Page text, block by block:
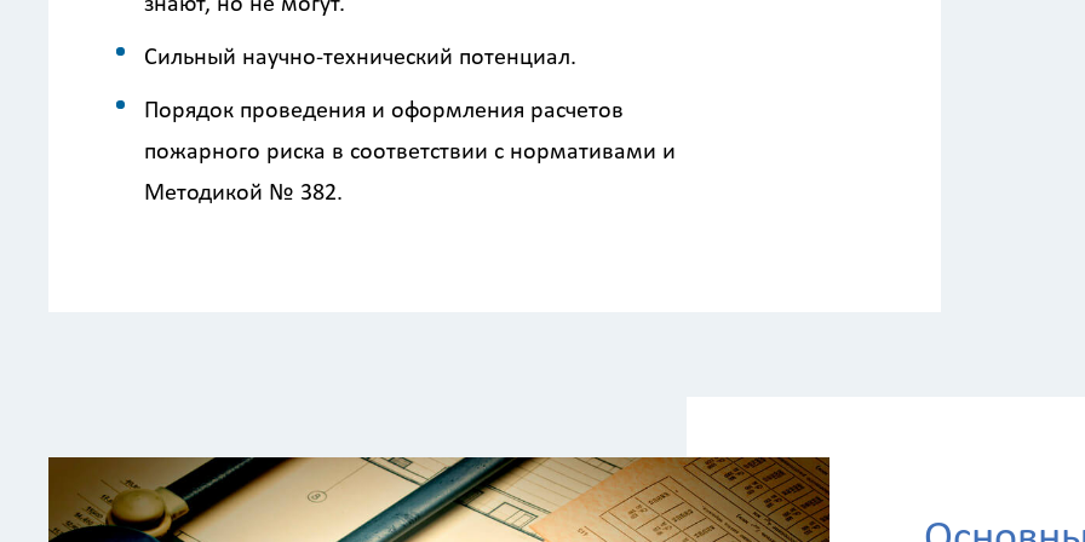
знают, но не могут.
Сильный научно-технический потенциал.
Порядок проведения и оформления расчетов
пожарного риска в соответствии с нормативами и
Методикой № 382.